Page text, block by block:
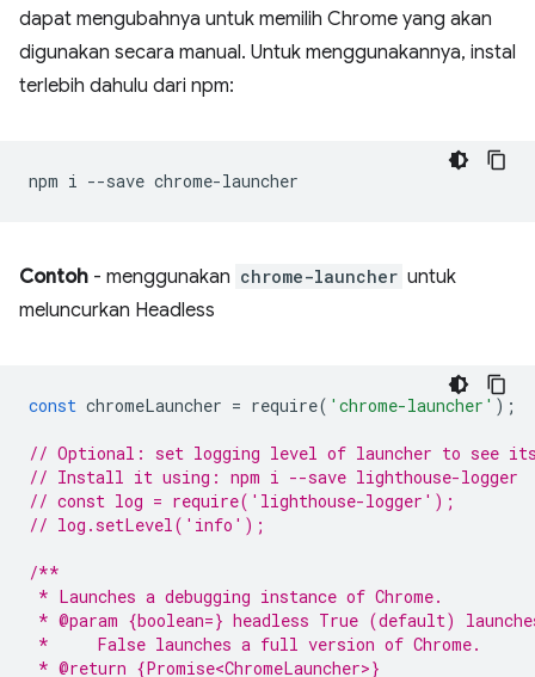
dapat mengubahnya untuk memilih Chrome yang akan
digunakan secara manual. Untuk menggunakannya, instal
terlebih dahulu dari npm:
npm i --save
Contoh - menggunakan chrome-launcher untuk
meluncurkan Headless
const chromeLauncher = require( 'chrome-launcher' );
// Optional: set logging level of launcher to see
// Install it using: npm i --save lighthouse-logger
// const log = require('lighthouse-logger');
// log.setLevel('info');
/**
* Launches a debugging instance of Chrome.
* @param {boolean=} headless True (default)
*     False launches a full version of Chrome.
* @return {Promise<ChromeLauncher>}